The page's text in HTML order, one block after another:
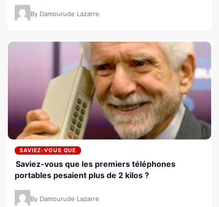
By Damourude Lazarre
SAVIEZ-VOUS QUE
Saviez-vous que les premiers téléphones
portables pesaient plus de 2 kilos ?
By Damourude Lazarre